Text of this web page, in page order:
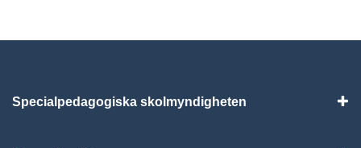
Specialpedagogiska skolmyndigheten